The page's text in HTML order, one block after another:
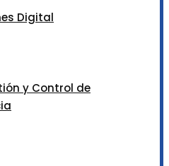
Digital
y Control de